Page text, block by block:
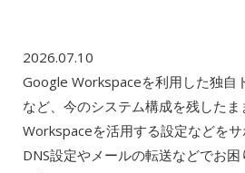
2026.07.10
Google Workspaceを利用した独自
など、今のシステム構成を残した
Workspaceを活用する設定などをサ
DNS設定やメールの転送などでお